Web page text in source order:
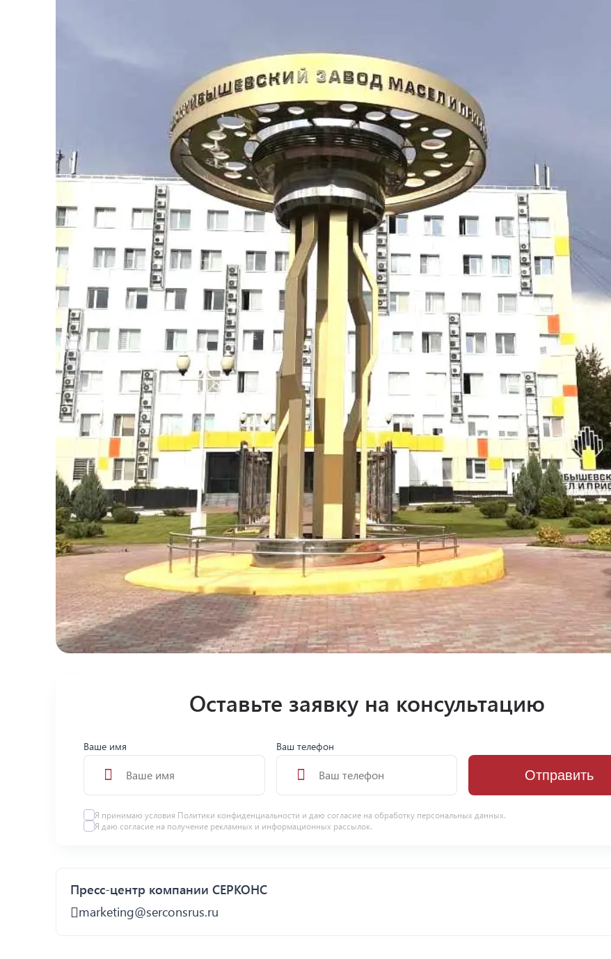
Оставьте заявку на консультацию
Ваше имя Ваш телефон
Отправить
Я принимаю условия Политики конфиденциальности и даю согласие на обработку персональных данных.
Я даю согласие на получение рекламных и информационных рассылок.
Пресс-центр компании СЕРКОНС
marketing@serconsrus.ru